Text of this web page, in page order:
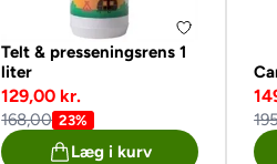
Telt & presseningsrens 1
liter
129,00 kr.
168,00 23%
Læg i kurv